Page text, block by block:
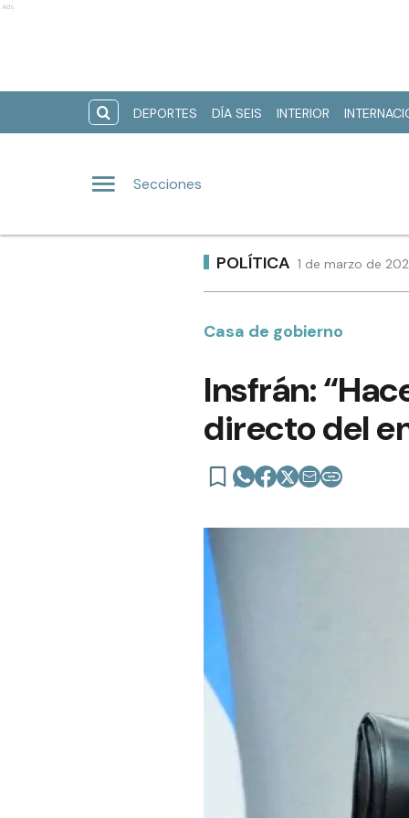
Ads
DEPORTES DÍA SEIS INTERIOR
Secciones
POLÍTICA 1 de marzo de
Casa de gobierno
Insfrán:
directo del